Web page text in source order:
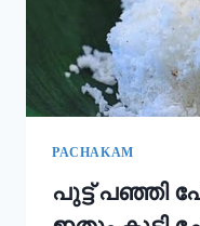
|
EASY
APPAM
PACHAKAM
പുട്ട് പഞ്ഞി